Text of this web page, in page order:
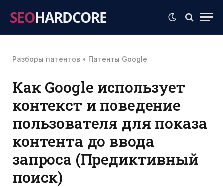
SEOHARDCORE
Разборы патентов • Патенты Google
Как Google использует
контекст и поведение
пользователя для показа
контента до ввода
запроса (Предиктивный
поиск)